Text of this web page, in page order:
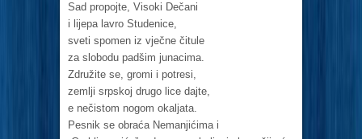
Sad propojte, Visoki Dečani
i lijepa lavro Studenice,
sveti spomen iz vječne čitule
za slobodu padšim junacima.
Združite se, gromi i potresi,
zemlji srpskoj drugo lice dajte,
e nečistom nogom okaljata.
Pesnik se obraća Nemanjićima i